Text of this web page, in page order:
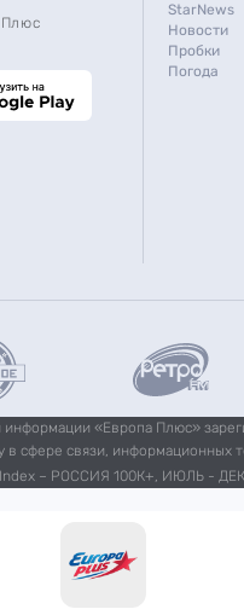
StarNews
Новости
Пробки
Погода
информации «Европа Плюс»
в сфере связи, информационных
– РОССИЯ 100К+, ИЮЛЬ -